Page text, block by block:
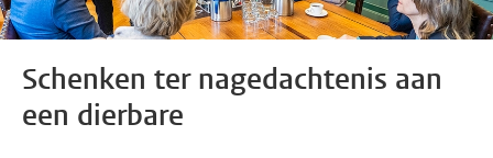
Schenken ter nagedachtenis aan
een dierbare